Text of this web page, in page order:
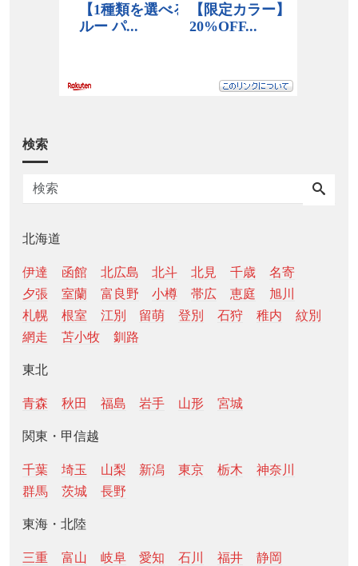
検索
北海道
伊達 函館 北広島 北斗 北見 千歳
名寄
夕張
室蘭 富良野 小樽 帯広 恵庭
旭川
札幌
根室 江別 留萌 登別 石狩 稚内
紋別
網走
苫小牧 釧路
東北
青森 秋田 福島 岩手 山形 宮城
関東・甲信越
千葉 埼玉 山梨 新潟 東京 栃木
神奈川
群馬
茨城 長野
東海・北陸
三重 富山 岐阜 愛知 石川 福井 静岡